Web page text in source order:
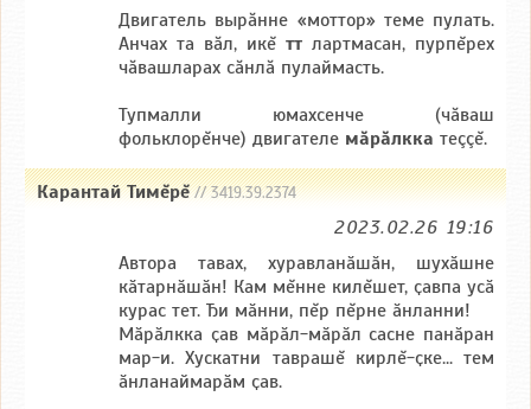
Двигатель вырăнне «моттор» теме пулать.
Анчах та вăл, икĕ тт лартмасан, пурпĕрех
чăвашларах сăнлă пулаймасть.
Тупмалли юмахсенче (чăваш
фольклорĕнче) двигателе мăрăлкка теççĕ.
Карантай Тимĕрĕ// 3419.39.2374
2023.02.26 19:16
Автора тавах, хуравланӑшӑн, шухӑшне
кӑтарнӑшӑн! Кам мĕнне килĕшет, ҫавпа усӑ
курас тет. Ђи мӑнни, пĕр пĕрне ӑнланни!
Мӑрӑлкка ҫав мӑрӑл-мӑрӑл сасне панӑран
мар-и. Хускатни таврашĕ кирлĕ-ҫке... тем
ӑнланаймарӑм ҫав.